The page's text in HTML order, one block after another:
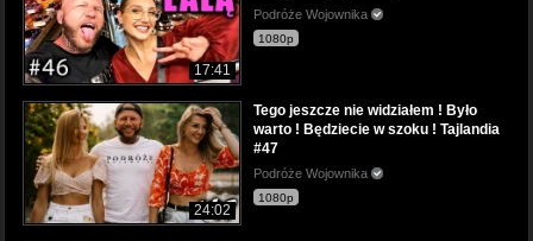
17:41
Podróże Wojownika
1080p
24:02
Tego jeszcze nie widziałem ! Było
warto ! Będziecie w szoku ! Tajlandia
#47
Podróże Wojownika
1080p